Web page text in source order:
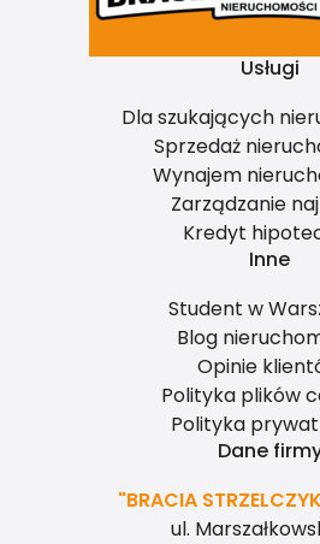
Usługi
Dla szukających
Sprzedaż
Wynajem
Zarządzanie
Kredyt
Inne
Student w
Blog
Opinie
Polityka plików
Polityka
Dane
"BRACIA
ul.